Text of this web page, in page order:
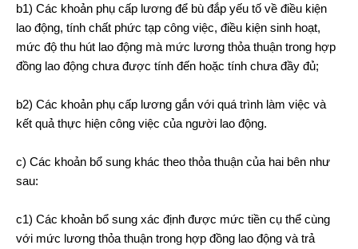
b1) Các khoản phụ cấp lương để bù đắp yếu tố về điều kiện
lao động, tính chất phức tạp công việc, điều kiện sinh hoạt,
mức độ thu hút lao động mà mức lương thỏa thuận trong hợp
đồng lao động chưa được tính đến hoặc tính chưa đầy đủ;
b2) Các khoản phụ cấp lương gắn với quá trình làm việc và
kết quả thực hiện công việc của người lao động.
c) Các khoản bổ sung khác theo thỏa thuận của hai bên như
sau:
c1) Các khoản bổ sung xác định được mức tiền cụ thể cùng
với mức lương thỏa thuận trong hợp đồng lao động và trả